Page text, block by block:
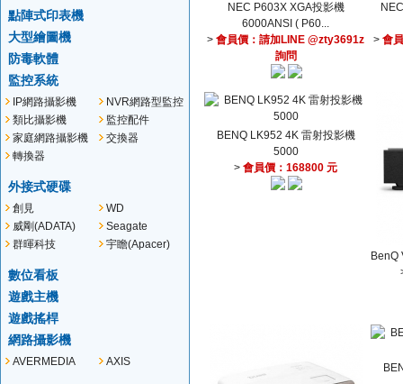
點陣式印表機
大型繪圖機
防毒軟體
監控系統
IP網路攝影機
NVR網路型監控
主機
類比攝影機
監控配件
家庭網路攝影機
交換器
轉換器
外接式硬碟
創見
(Transcend)
WD
威剛(ADATA)
Seagate
群暉科技
宇瞻(Apacer)
數位看板
遊戲主機
遊戲搖桿
網路攝影機
AVERMEDIA AXIS
NEC P603X XGA投影機
6000ANSI ( P60...
>會員價：請加LINE @zty3691z
詢問
>會
BENQ LK952 4K 雷射投影機
5000
>會員價：168800 元
BenQ